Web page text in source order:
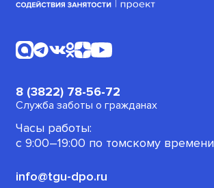
8 (3822) 78-56-72
Служба заботы о гражданах
Часы работы:
с 9:00–19:00 по томскому времени
info@tgu-dpo.ru
(или трудоустроенных)
Для пенсионеров
Для военнослужащих
Офлайн-программы
конфиденциальности
Календарь вебинаров
Корпоративное обучение